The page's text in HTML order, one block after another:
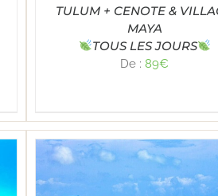
TULUM + CENOTE &
MAYA
TOUS LES JOURS
De :89€